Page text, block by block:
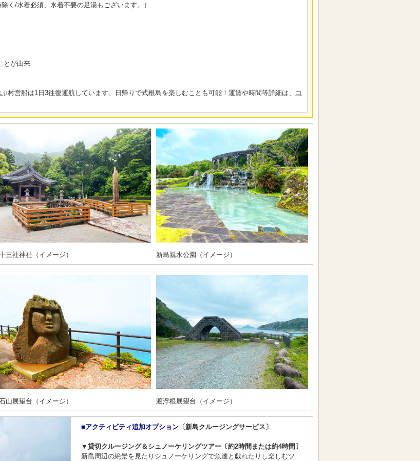
く/水着必須、水着不要の足湯もございます。）
とが由来
村営船は1日3往復運航しています。日帰りで式根島を楽しむことも可能！運賃や時間等詳細は、
コ
三社神社（イメージ） 新島親水公園（イメージ）
山展望台（イメージ） 渡浮根展望台（イメージ）
■アクティビティ追加オプション 〔新島クルージングサービス〕
▼貸切クルージング＆シュノーケリングツアー〔約2時間または約4時間〕
新島周辺の絶景を見たりシュノーケリングで魚達と戯れたりし楽しむツ